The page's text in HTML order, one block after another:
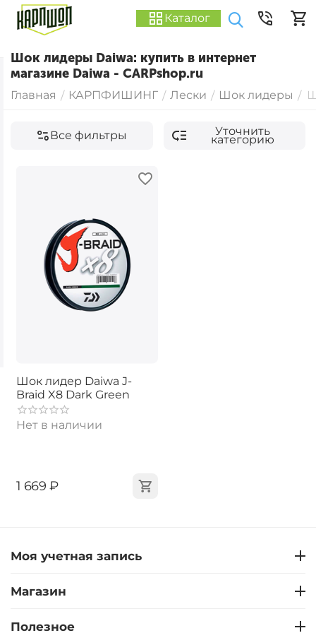
Каталог
Шок лидеры Daiwa: купить в интернет
магазине Daiwa - CARPshop.ru
Главная / КАРПФИШИНГ / Лески / Шок лидеры /
Все фильтры Уточнить
категорию
Шок лидер Daiwa J-
Braid X8 Dark Green
Нет в наличии
‍1 669‍ ₽
Моя учетная запись
Магазин
Полезное